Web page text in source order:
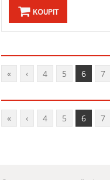
KOUPIT
« ‹ 4 5 6 7
« ‹ 4 5 6 7